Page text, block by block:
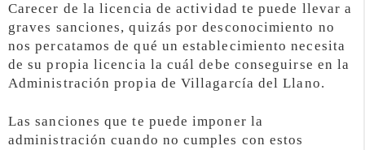
Carecer de la licencia de actividad te puede llevar a
graves sanciones, quizás por desconocimiento no
nos percatamos de qué un establecimiento necesita
de su propia licencia la cuál debe conseguirse en la
Administración propia de Villagarcía del Llano.
Las sanciones que te puede imponer la
administración cuando no cumples con estos